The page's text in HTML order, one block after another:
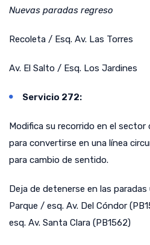
Nuevas paradas regreso
Recoleta / Esq. Av. Las Torres
Av. El Salto / Esq. Los Jardines
Servicio 272:
Modifica su recorrido en el sector
para convertirse en una línea
para cambio de sentido.
Deja de detenerse en las paradas
Parque / esq. Av. Del Cóndor
esq. Av. Santa Clara (PB1562)